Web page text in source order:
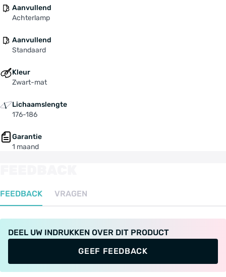
Aanvullend
Achterlamp
Aanvullend
Standaard
Kleur
Zwart-mat
Lichaamslengte
176-186
Garantie
1 maand
FEEDBACK VRAGEN
DEEL UW INDRUKKEN OVER DIT PRODUCT
GEEF FEEDBACK